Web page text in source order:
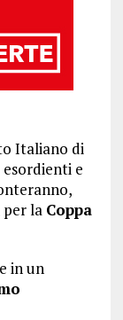
Italiano di
e
per la Coppa
in un